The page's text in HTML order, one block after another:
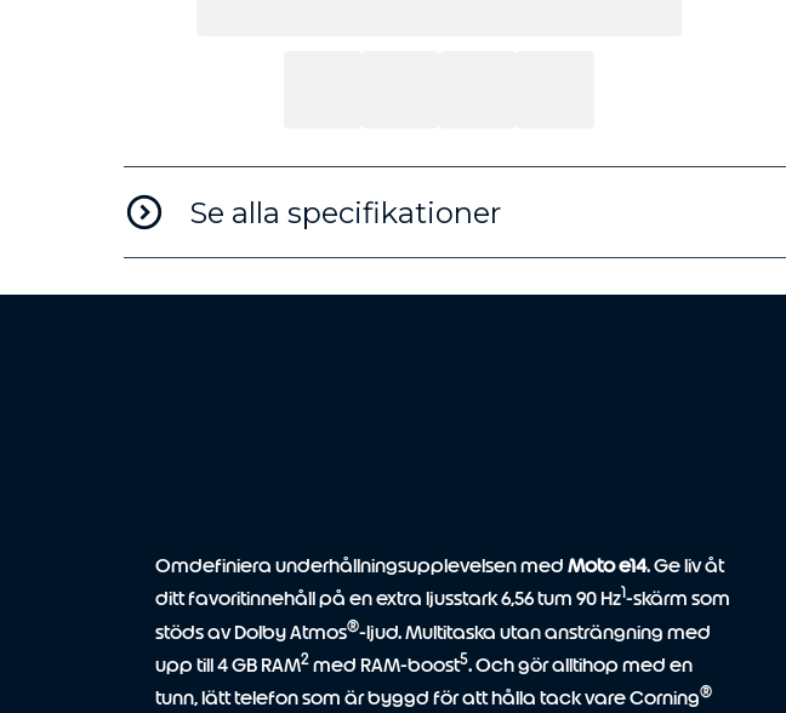
Se alla specifikationer
Omdefiniera underhållningsupplevelsen med Moto e14. Ge liv åt
ditt favoritinnehåll på en extra ljusstark 6,56 tum 90 Hz1-skärm som
stöds av Dolby Atmos®-ljud. Multitaska utan ansträngning med
upp till 4 GB RAM2med RAM-boost5. Och gör alltihop med en
tunn, lätt telefon som är byggd för att hålla tack vare Corning®